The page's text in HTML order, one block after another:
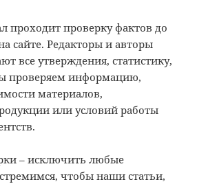
проходит проверку фактов до
сайте. Редакторы и авторы
все утверждения, статистику,
проверяем информацию,
материалов,
или условий работы
– исключить любые
чтобы наши статьи,